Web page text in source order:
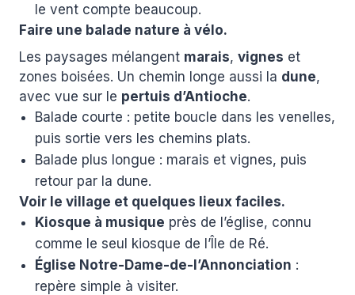
le vent compte beaucoup.
Faire une balade nature à vélo.
Les paysages mélangent marais, vignes et
zones boisées. Un chemin longe aussi la dune,
avec vue sur le pertuis d’Antioche.
Balade courte : petite boucle dans les venelles,
puis sortie vers les chemins plats.
Balade plus longue : marais et vignes, puis
retour par la dune.
Voir le village et quelques lieux faciles.
Kiosque à musique près de l’église, connu
comme le seul kiosque de l’Île de Ré.
Église Notre-Dame-de-l’Annonciation :
repère simple à visiter.